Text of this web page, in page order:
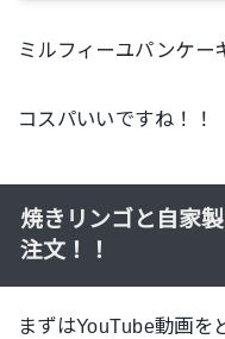
ミルフィーユパンケー
コスパいいですね！！
焼きリンゴと自家
注文！！
まずはYouTube動画を